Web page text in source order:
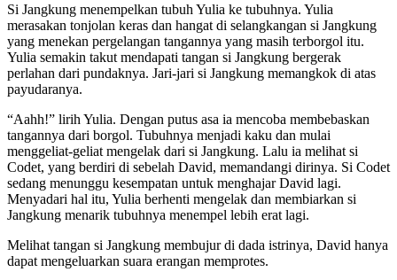
Si Jangkung menempelkan tubuh Yulia ke tubuhnya. Yulia
merasakan tonjolan keras dan hangat di selangkangan si Jangkung
yang menekan pergelangan tangannya yang masih terborgol itu.
Yulia semakin takut mendapati tangan si Jangkung bergerak
perlahan dari pundaknya. Jari-jari si Jangkung memangkok di atas
payudaranya.
“Aahh!” lirih Yulia. Dengan putus asa ia mencoba membebaskan
tangannya dari borgol. Tubuhnya menjadi kaku dan mulai
menggeliat-geliat mengelak dari si Jangkung. Lalu ia melihat si
Codet, yang berdiri di sebelah David, memandangi dirinya. Si Codet
sedang menunggu kesempatan untuk menghajar David lagi.
Menyadari hal itu, Yulia berhenti mengelak dan membiarkan si
Jangkung menarik tubuhnya menempel lebih erat lagi.
Melihat tangan si Jangkung membujur di dada istrinya, David hanya
dapat mengeluarkan suara erangan memprotes.